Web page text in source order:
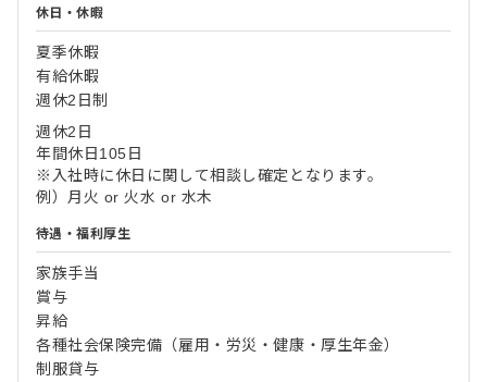
休日・休暇
夏季休暇
有給休暇
週休2日制
週休2日
年間休日105日
※入社時に休日に関して相談し確定となります。
例）月火 or 火水 or 水木
待遇・福利厚生
家族手当
賞与
昇給
各種社会保険完備（雇用・労災・健康・厚生年金）
制服貸与